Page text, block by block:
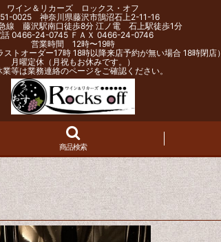
ワイン＆リカーズ ロックス・オフ
0025 神奈川県藤沢市鵠沼石上2-11-16
線 藤沢駅南口徒歩8分 江ノ電 石上駅徒歩1分
話 0466-24-0745 ＦＡＸ 0466-24-0746
営業時間 12時〜19時
ストオーダー17時 18時以降来店予約が無い場合 18時閉店）
月曜定休（月祝もお休みです。）
業等は業務連絡のページをご確認ください。
商品検索